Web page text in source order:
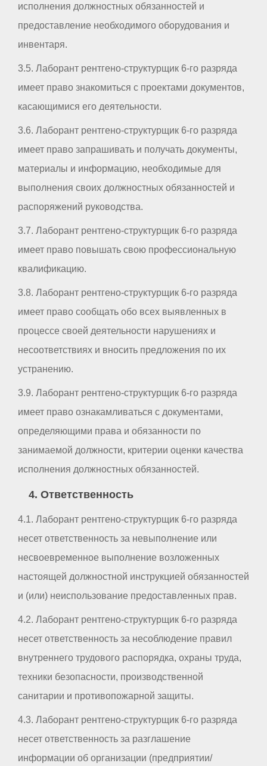
исполнения должностных обязанностей и
предоставление необходимого оборудования и
инвентаря.
3.5. Лаборант рентгено-структурщик 6-го разряда
имеет право знакомиться с проектами документов,
касающимися его деятельности.
3.6. Лаборант рентгено-структурщик 6-го разряда
имеет право запрашивать и получать документы,
материалы и информацию, необходимые для
выполнения своих должностных обязанностей и
распоряжений руководства.
3.7. Лаборант рентгено-структурщик 6-го разряда
имеет право повышать свою профессиональную
квалификацию.
3.8. Лаборант рентгено-структурщик 6-го разряда
имеет право сообщать обо всех выявленных в
процессе своей деятельности нарушениях и
несоответствиях и вносить предложения по их
устранению.
3.9. Лаборант рентгено-структурщик 6-го разряда
имеет право ознакамливаться с документами,
определяющими права и обязанности по
занимаемой должности, критерии оценки качества
исполнения должностных обязанностей.
4. Ответственность
4.1. Лаборант рентгено-структурщик 6-го разряда
несет ответственность за невыполнение или
несвоевременное выполнение возложенных
настоящей должностной инструкцией обязанностей
и (или) неиспользование предоставленных прав.
4.2. Лаборант рентгено-структурщик 6-го разряда
несет ответственность за несоблюдение правил
внутреннего трудового распорядка, охраны труда,
техники безопасности, производственной
санитарии и противопожарной защиты.
4.3. Лаборант рентгено-структурщик 6-го разряда
несет ответственность за разглашение
информации об организации (предприятии/